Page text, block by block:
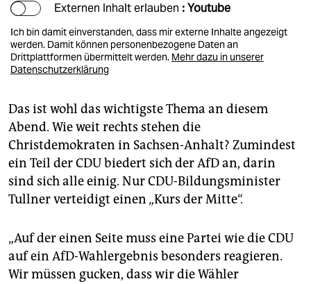
Externen Inhalt erlauben : Youtube
Ich bin damit einverstanden, dass mir externe Inhalte angezeigt
werden. Damit können personenbezogene Daten an
Drittplattformen übermittelt werden. Mehr dazu in unserer
Datenschutzerklärung
Das ist wohl das wichtigste Thema an diesem
Abend. Wie weit rechts stehen die
Christdemokraten in Sachsen-Anhalt? Zumindest
ein Teil der CDU biedert sich der AfD an, darin
sind sich alle einig. Nur CDU-Bildungsminister
Tullner verteidigt einen „Kurs der Mitte“.
„Auf der einen Seite muss eine Partei wie die CDU
auf ein AfD-Wahlergebnis besonders reagieren.
Wir müssen gucken, dass wir die Wähler